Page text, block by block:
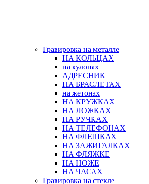
Гравировка на металле
НА КОЛЬЦАХ
на кулонах
АДРЕСНИК
НА БРАСЛЕТАХ
на жетонах
НА КРУЖКАХ
НА ЛОЖКАХ
НА РУЧКАХ
НА ТЕЛЕФОНАХ
НА ФЛЕШКАХ
НА ЗАЖИГАЛКАХ
НА ФЛЯЖКЕ
НА НОЖЕ
НА ЧАСАХ
Гравировка на стекле